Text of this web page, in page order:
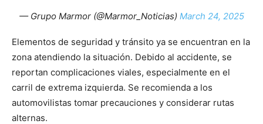
— Grupo Marmor (@Marmor_Noticias) March 24, 2025
Elementos de seguridad y tránsito ya se encuentran en la
zona atendiendo la situación. Debido al accidente, se
reportan complicaciones viales, especialmente en el
carril de extrema izquierda. Se recomienda a los
automovilistas tomar precauciones y considerar rutas
alternas.